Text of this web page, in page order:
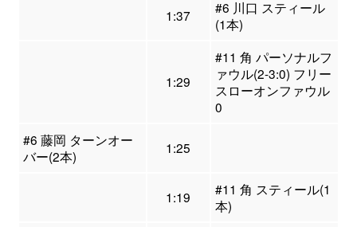
1:37
#6 川口 スティール
(1本)
1:29
#11 角 パーソナルフ
ァウル(2-3:0) フリー
スローオンファウル
0
#6 藤岡 ターンオー
バー(2本)
1:25
1:19
#11 角 スティール(1
本)